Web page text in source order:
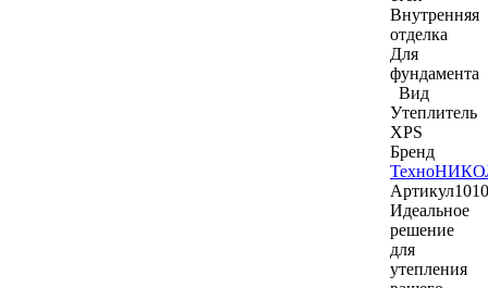
Внутренняя
отделка
Для
фундамента
Вид
Утеплитель
XPS
Бренд
Артикул
Идеальное
решение
для
утепления